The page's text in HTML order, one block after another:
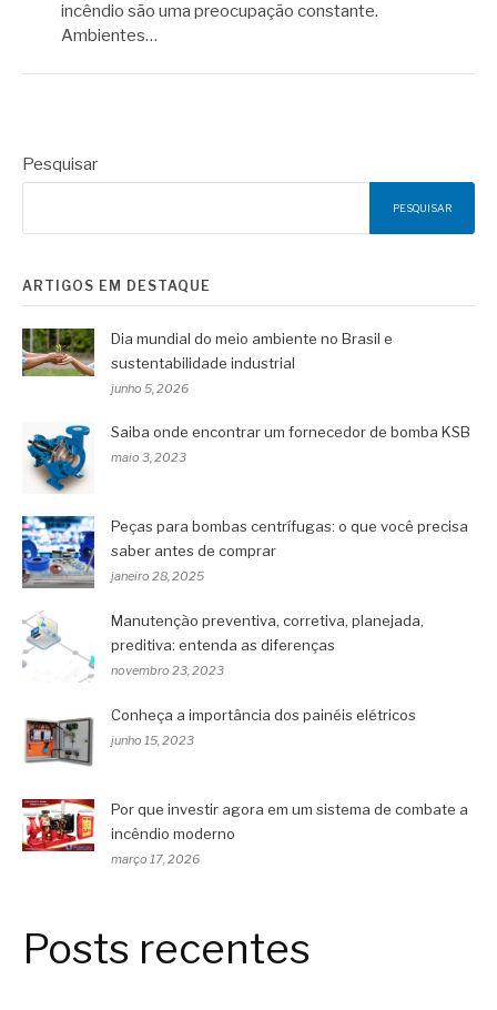
incêndio são uma preocupação constante.
Ambientes…
Pesquisar
PESQUISAR
ARTIGOS EM DESTAQUE
Dia mundial do meio ambiente no Brasil e
sustentabilidade industrial
junho 5, 2026
Saiba onde encontrar um fornecedor de bomba KSB
maio 3, 2023
Peças para bombas centrífugas: o que você precisa
saber antes de comprar
janeiro 28, 2025
Manutenção preventiva, corretiva, planejada,
preditiva: entenda as diferenças
novembro 23, 2023
Conheça a importância dos painéis elétricos
junho 15, 2023
Por que investir agora em um sistema de combate a
incêndio moderno
março 17, 2026
Posts recentes